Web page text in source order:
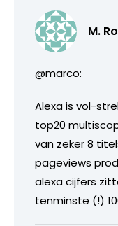
M.
@marco:
Alexa is vol-
top20
van zeker 8
pageviews
alexa cijfers
tenminste (!)